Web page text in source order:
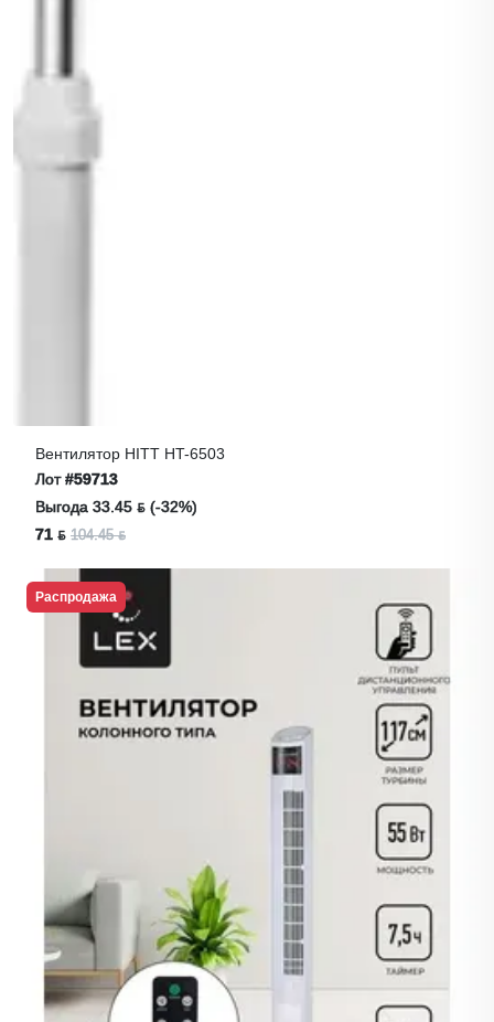
Вентилятор HITT HT-6503
Лот#59713
Выгода 33.45 ƃ (-32%)
71 ƃ 104.45 ƃ
Распродажа